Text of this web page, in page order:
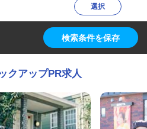
選択
検索条件を保存
クアップPR求人